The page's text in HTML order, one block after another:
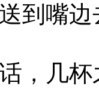
到嘴边
几杯